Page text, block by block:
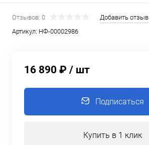
Отзывов: 0
Добавить отзыв
Артикул: НФ-00002986
16 890 ₽ / шт
Подписаться
Купить в 1 клик